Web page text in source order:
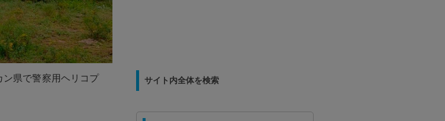
県で警察用ヘリコプ
サイト内全体を検索